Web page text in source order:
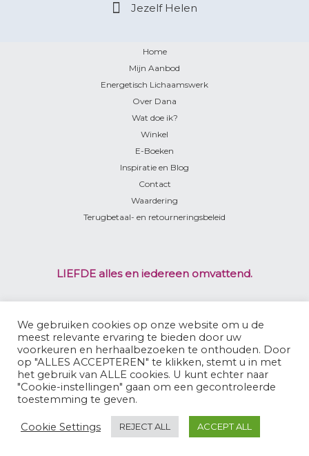
Jezelf Helen
Home
Mijn Aanbod
Energetisch Lichaamswerk
Over Dana
Wat doe ik?
Winkel
E-Boeken
Inspiratie en Blog
Contact
Waardering
Terugbetaal- en retourneringsbeleid
LIEFDE alles en iedereen omvattend.
Copyright© 2016 - 2026 | Healing-Coaching-Bewustwording |LOVE Energetisch
Lichaamswerk |Dana Thurmer | Privacybeleid/Cookies
We gebruiken cookies op onze website om u de
meest relevante ervaring te bieden door uw
voorkeuren en herhaalbezoeken te onthouden. Door
op "ALLES ACCEPTEREN" te klikken, stemt u in met
het gebruik van ALLE cookies. U kunt echter naar
"Cookie-instellingen" gaan om een ​​gecontroleerde
toestemming te geven.
Cookie Settings REJECT ALL ACCEPT ALL